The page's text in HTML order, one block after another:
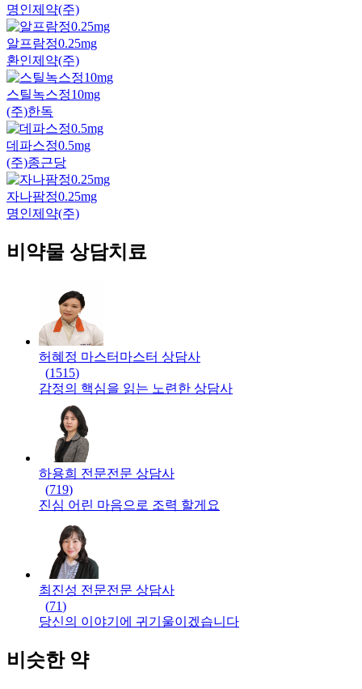
명인제약(주)
알프람정0.25mg
환인제약(주)
스틸녹스정10mg
(주)한독
데파스정0.5mg
(주)종근당
자나팜정0.25mg
명인제약(주)
비약물 상담치료
허혜정 마스터 마스터 상담사
(1515)
감정의 핵심을 읽는 노련한 상담사
하용희 전문전문 상담사
(719)
진심 어린 마음으로 조력 할게요
최진성 전문전문 상담사
(71)
당신의 이야기에 귀기울이겠습니다
비슷한 약